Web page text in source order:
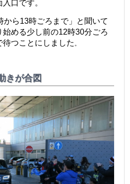
口です。
から13時ごろまで」と聞いて
める少し前の12時30分ごろ
つことにしました 。
きが合図